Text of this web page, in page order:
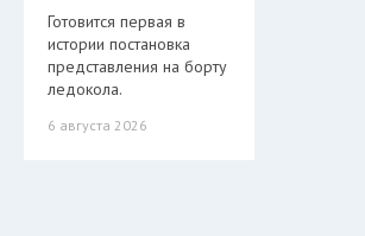
Готовится первая в
истории постановка
представления на борту
ледокола.
6 августа 2026